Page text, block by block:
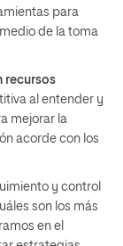
para
de la toma
recursos
al entender y
mejorar la
acorde con los
y control
son los más
en el